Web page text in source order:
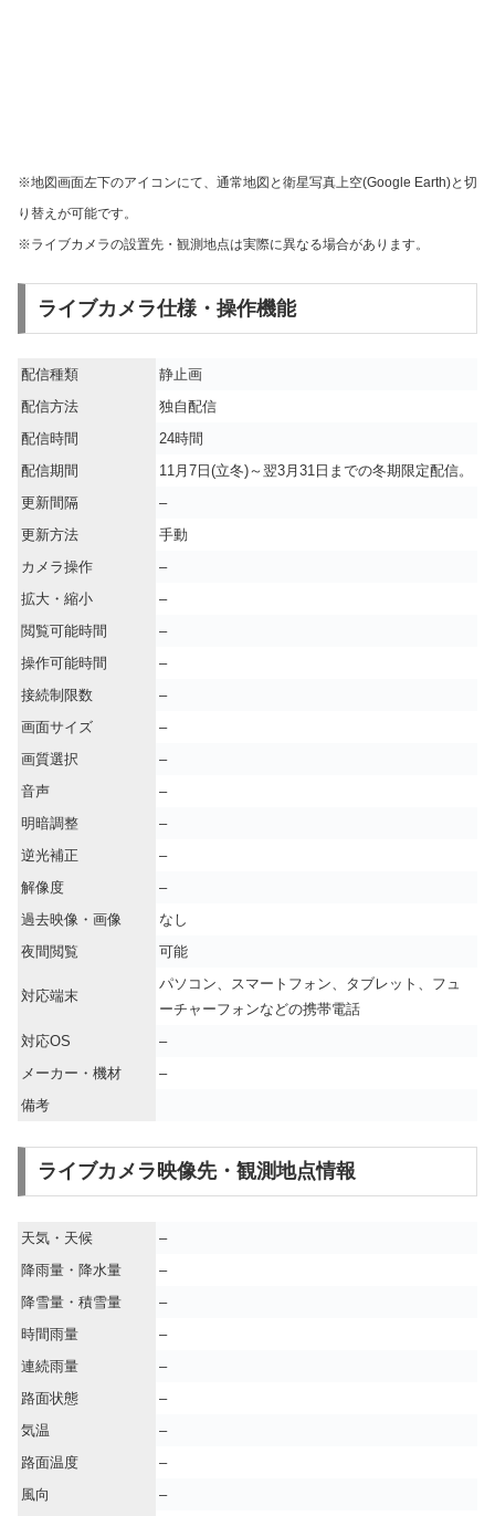
※地図画面左下のアイコンにて、通常地図と衛星写真上空(Google Earth)と切
り替えが可能です。
※ライブカメラの設置先・観測地点は実際に異なる場合があります。
ライブカメラ仕様・操作機能
配信種類
静止画
配信方法
独自配信
配信時間
24時間
配信期間
11月7日(立冬)～翌3月31日までの冬期限定配信。
更新間隔
–
更新方法
手動
カメラ操作
–
拡大・縮小
–
閲覧可能時間
–
操作可能時間
–
接続制限数
–
画面サイズ
–
画質選択
–
音声
–
明暗調整
–
逆光補正
–
解像度
–
過去映像・画像
なし
夜間閲覧
可能
対応端末
パソコン、スマートフォン、タブレット、フュ
ーチャーフォンなどの携帯電話
対応OS
–
メーカー・機材
–
備考
ライブカメラ映像先・観測地点情報
天気・天候
–
降雨量・降水量
–
降雪量・積雪量
–
時間雨量
–
連続雨量
–
路面状態
–
気温
–
路面温度
–
風向
–